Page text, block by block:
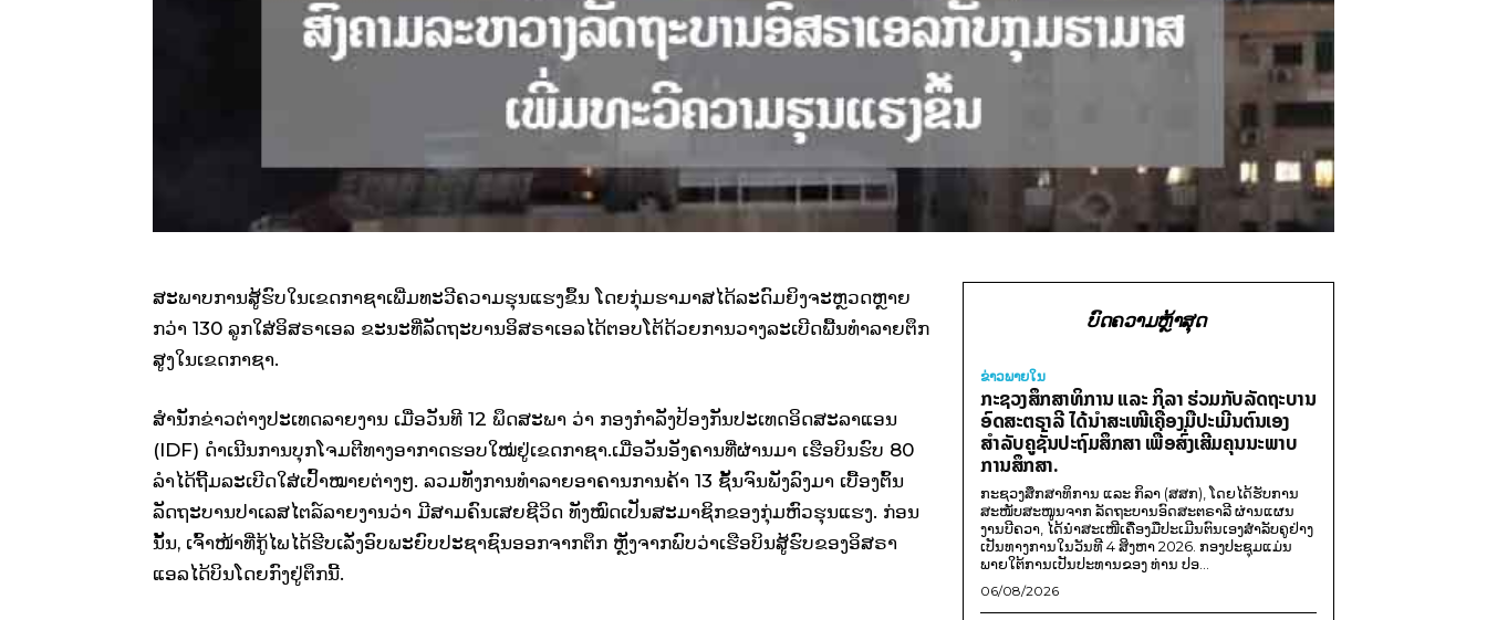
ສະພາບການສູ້ຮົບໃນເຂດກາຊາເພີ່ມທະວີຄວາມຮຸນແຮງຂຶ້ນ ໂດຍກຸ່ມຮາມາສໄດ້ລະດົມຍິງຈະຫຼວດຫຼາຍ
ກວ່າ 130 ລູກໃສ່ອິສຣາເອລ ຂະນະທີ່ລັດຖະບານອິສຣາເອລໄດ້ຕອບໂຕ້ດ້ວຍການວາງລະເບີດພື້ນທຳລາຍຕຶກ
ສູງໃນເຂດກາຊາ.
ສຳນັກຂ່າວຕ່າງປະເທດລາຍງານ ເມື່ອວັນທີ 12 ພຶດສະພາ ວ່າ ກອງກຳລັງປ້ອງກັນປະເທດອິດສະລາແອນ
(IDF) ດຳເນີນການບຸກໂຈມຕີທາງອາກາດຮອບໃໝ່ຢູ່ເຂດກາຊາ.ເມື່ອວັນອັງຄານທີ່ຜ່ານມາ ເຮືອບິນຮົບ 80
ລຳໄດ້ຖີ້ມລະເບີດໃສ່ເປົ້າໝາຍຕ່າງໆ. ລວມທັງການທຳລາຍອາຄານການຄ້າ 13 ຊັ້ນຈົນພັງລົງມາ ເບື້ອງຕົ້ນ
ລັດຖະບານປາເລສໄຕລ໌ລາຍງານວ່າ ມີສາມຄົນເສຍຊີວິດ ທັງໝົດເປັນສະມາຊິກຂອງກຸ່ມຫົວຮຸນແຮງ. ກ່ອນ
ນັ້ນ, ເຈົ້າໜ້າທີ່ກູ້ໄພໄດ້ຮີບເລັ່ງອົບພະຍົບປະຊາຊົນອອກຈາກຕຶກ ຫຼັງຈາກພົບວ່າເຮືອບິນສູ້ຮົບຂອງອິສຣາ
ແອລໄດ້ບິນໂດຍກົງຢູ່ຕຶກນີ້.
ບົດຄວາມຫຼ້າສຸດ
ຂ່າວພາຍ​ໃນ
ກະຊວງສຶກສາທິການ ແລະ ກິລາ ຮ່ວມກັບລັດຖະບານ
ອົດສະຕຣາລີ ໄດ້ນຳສະເໜີເຄື່ອງມືປະເມີນຕົນເອງ
ສຳລັບຄູຊັ້ນປະຖົມສຶກສາ ເພື່ອສົ່ງເສີມຄຸນນະພາບ
ການສຶກສາ.
ກະຊວງສຶກສາທິການ ແລະ ກິລາ (ສສກ), ໂດຍໄດ້ຮັບການ
ສະໜັບສະໜູນຈາກ ລັດຖະບານອົດສະຕຣາລີ ຜ່ານແຜນ
ງານບີຄວາ, ໄດ້ນຳສະເໜີເຄື່ອງມືປະເມີນຕົນເອງສຳລັບຄູຢ່າງ
ເປັນທາງການໃນວັນທີ 4 ສິງຫາ 2026. ກອງປະຊຸມແມ່ນ
ພາຍໃຕ້ການເປັນປະທານຂອງ ທ່ານ ປອ...
06/08/2026